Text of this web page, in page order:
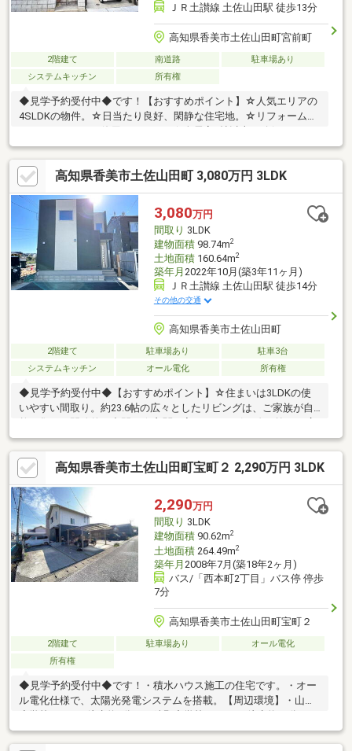
ＪＲ土讃線 土佐山田駅 徒歩13分
高知県香美市土佐山田町宮前町
2階建て 南道路
駐車場あり
システムキッチン
所有権
◆見学予約受付中◆です！【おすすめポイント】☆人気エリアの
4SLDKの物件。☆日当たり良好、閑静な住宅地。☆リフォーム必
ゆとりある間取り。☆周辺には多彩な商業施設が揃っており、日
常の買い物にも便利な立地。☆公共交通機関をご利用の方にも便
利な駅・バス停至近の立地。【周辺環境】・山田小学校900ｍ
（徒歩約13分）・鏡野中学校1100ｍ（徒歩約14分）
高知県香美市土佐山田町 3,080万円 3LDK
3,080万円
間取り 3LDK
建物面積98.74m2
土地面積160.64m2
築年月 2022年10月(築3年11ヶ月)
ＪＲ土讃線 土佐山田駅 徒歩14分
その他の交通
高知県香美市土佐山田町
2階建て 駐車場あり
駐車3台
システムキッチン
オール電化 所有権
◆見学予約受付中◆【おすすめポイント】☆住まいは3LDKの使
いやすい間取り。約23.6帖の広々としたリビングは、ご家族が自
がり、明るく開放感のある住まい。☆省エネ性能に優れた太陽光
発電システムを搭載。☆お庭ではガーデニングや家庭菜園、お子
さまの遊び場として楽しめ、駐車スペースは3～4台分を確保。☆
徒歩10分圏内にスーパー、コンビニ、ドラッグストアなどが揃っ
ており、食料品や日用品のお買い物はもちろん、 急なお買い物
にも便利な住環境。【周辺環境】・山田小学校1100ｍ（徒歩約14
分）・鏡野中学校700ｍ（徒歩約9分）
高知県香美市土佐山田町宝町２ 2,290万円 3LDK
2,290万円
間取り 3LDK
建物面積90.62m2
土地面積264.49m2
築年月 2008年7月(築18年2ヶ月)
バス/「西本町2丁目」バス停 停歩
7分
高知県香美市土佐山田町宝町２
2階建て 駐車場あり
オール電化
所有権
◆見学予約受付中◆です！・積水ハウス施工の住宅です。・オー
ル電化仕様で、太陽光発電システムを搭載。【周辺環境】・山田